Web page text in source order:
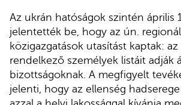
Az ukrán hatóságok szintén április
jelentették be, hogy az ún.
közigazgatások utasítást kaptak:
rendelkező személyek listáit adják
bizottságoknak. A megfigyelt
jelenti, hogy az ellenség